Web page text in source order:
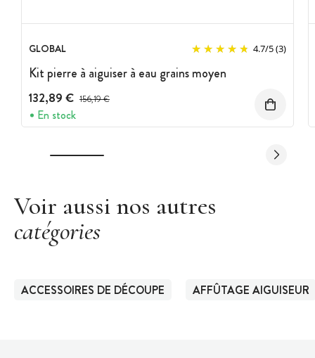
GLOBAL 4.7/5(3)
Kit pierre à aiguiser à eau grains moyen
132,89 € Prix avant réduction :
156,19 €
En stock
Voir aussi nos autres
catégories
ACCESSOIRES DE DÉCOUPE AFFÛTAGE AIGUISEUR